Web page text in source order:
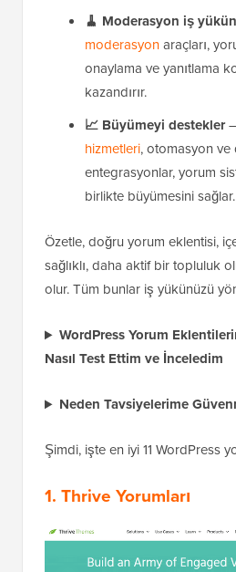
🧹 Moderasyon iş
moderasyonaraçları,
onaylama ve yanıtlama
kazandırır.
📈 Büyümeyi destekler–
hizmetleri, otomasyon ve
entegrasyonlar, yorum
birlikte büyümesini sağlar.
Özetle, doğru yorum eklentisi,
sağlıklı, daha aktif bir topluluk
olur. Tüm bunlar iş yükünüzü
WordPress Yorum
Nasıl Test Ettim ve İnceledim
Neden Tavsiyelerime
Şimdi, işte en iyi 11 WordPress
1. Thrive Yorumları